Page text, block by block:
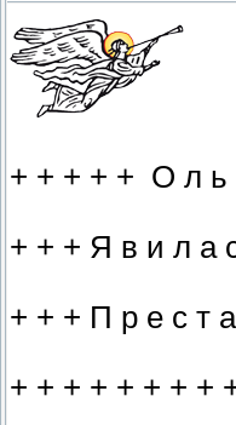
+ + + + + О л ь
+ + + Я в и л а
+ + + П р е с т
+ + + + + + + +